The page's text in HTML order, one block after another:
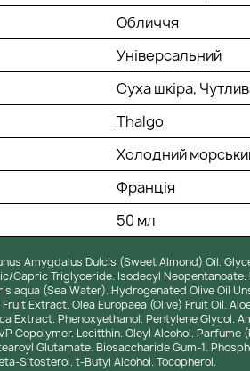
Обличчя
Універсальний
Суха шкіра,
Thalgo
Холодний
Франція
50 мл
Amygdalus Dulcis (Sweet Almond) Oil.
Capric Triglyceride. Isodecyl Neopentanoate.
aqua (Sea Water). Hydrogenated Olive Oil
Extract. Olea Europaea (Olive) Fruit Oil.
Extract. Phenoxyethanol. Pentylene Glycol.
Copolymer. Lecitthin. Oleyl Alcohol. Parfume
Glutamate. Biosaccharide Gum-1.
Sitosterol. t-Butyl Alcohol. Tocopherol.